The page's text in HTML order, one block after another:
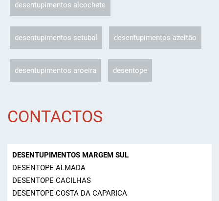
desentupimentos alcochete
desentupimentos setubal desentupimentos azeitão
desentupimentos aroeira desentope
CONTACTOS
DESENTUPIMENTOS MARGEM SUL
DESENTOPE ALMADA
DESENTOPE CACILHAS
DESENTOPE COSTA DA CAPARICA